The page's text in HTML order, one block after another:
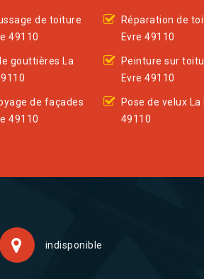
de toiture
49110
gouttières La
de façades
49110
Réparation de
Evre 49110
Peinture sur
Evre 49110
Pose de velux
49110
indisponible